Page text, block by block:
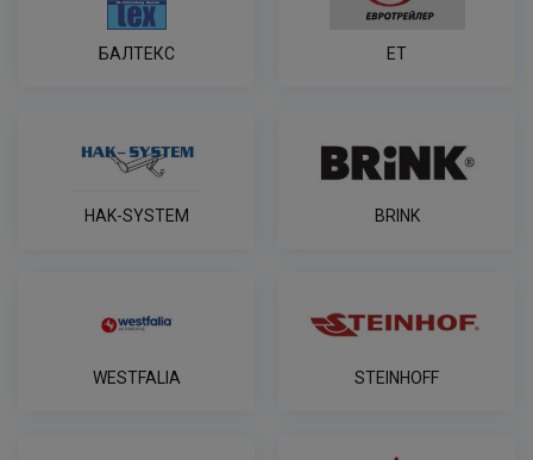
БАЛТЕКС ET
HAK-SYSTEM BRINK
WESTFALIA STEINHOFF